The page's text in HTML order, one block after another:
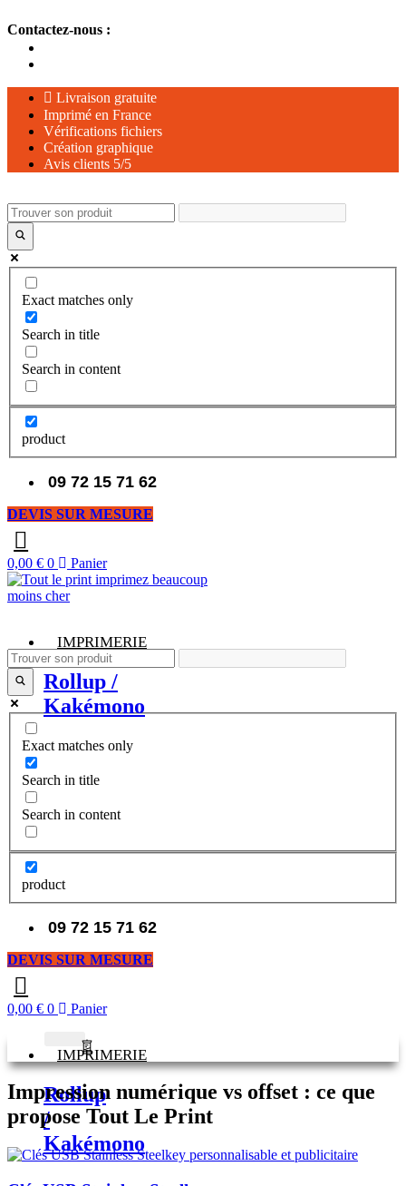
au
contenu
Contactez-nous :
Livraison gratuite
Imprimé en France
Vérifications fichiers
Création graphique
Avis clients 5/5
Exact matches only
Search in title
Search in content
product
09 72 15 71 62
DEVIS SUR MESURE
0,00 € 0 Panier
IMPRIMERIE
Rollup /
Kakémono
Exact matches only
Search in title
Search in content
product
09 72 15 71 62
DEVIS SUR MESURE
0,00 € 0 Panier
IMPRIMERIE
Rollup
/
Kakémono
Impression numérique vs offset : ce que
propose Tout Le Print